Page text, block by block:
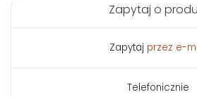
Zapytaj o
Zapytaj przez e-
Telefonicznie